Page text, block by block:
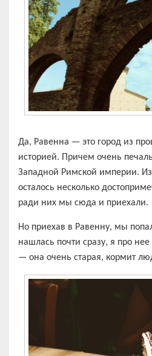
Да, Равенна — это город из
историей. Причем очень
Западной Римской империи.
осталось несколько
ради них мы сюда и приехали.
Но приехав в Равенну, мы
нашлась почти сразу, я про нее
— она очень старая, кормит